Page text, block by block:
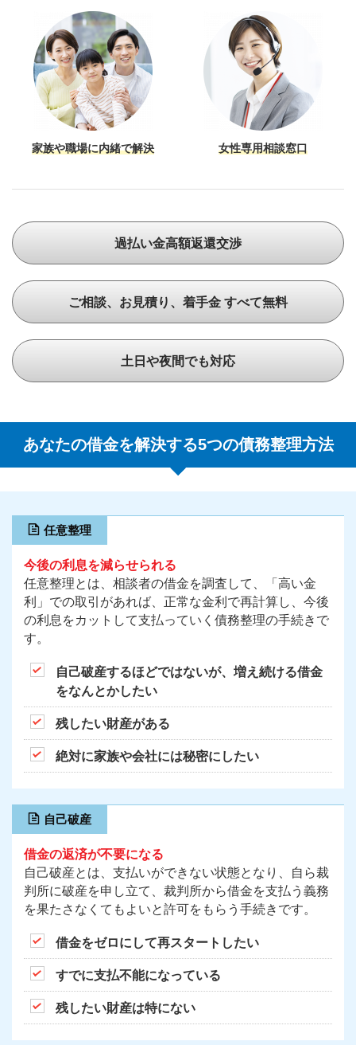
家族や職場に内緒で解決 女性専用相談窓口
過払い金高額返還交渉
ご相談、お見積り、着手金 すべて無料
土日や夜間でも対応
あなたの借金を解決する5つの債務整理方法
任意整理
今後の利息を減らせられる
任意整理とは、相談者の借金を調査して、「高い金
利」での取引があれば、正常な金利で再計算し、今後
の利息をカットして支払っていく債務整理の手続きで
す。
自己破産するほどではないが、増え続ける借金
をなんとかしたい
残したい財産がある
絶対に家族や会社には秘密にしたい
自己破産
借金の返済が不要になる
自己破産とは、支払いができない状態となり、自ら裁
判所に破産を申し立て、裁判所から借金を支払う義務
を果たさなくてもよいと許可をもらう手続きです。
借金をゼロにして再スタートしたい
すでに支払不能になっている
残したい財産は特にない